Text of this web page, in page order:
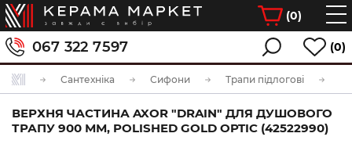
(0)
067 322 7597 (0)
Сантехніка Сифони Трапи підлогові
ВЕРХНЯ ЧАСТИНА AXOR "DRAIN" ДЛЯ ДУШОВОГО
ТРАПУ 900 ММ, POLISHED GOLD OPTIC (42522990)